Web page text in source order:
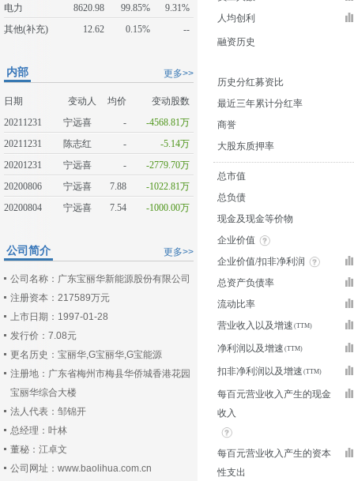
电力
8620.98 99.85%
9.31%
其他(补充)
12.62 0.15% --
更多>>
内部
日期 变动人 均价
变动股数
20211231
宁远喜 -
-4568.81万
20211231
陈志红 -
-5.14万
20201231
宁远喜 -
-2779.70万
20200806
宁远喜 7.88
-1022.81万
20200804
宁远喜 7.54 -1000.00万
更多>>
公司简介
公司名称：广东宝丽华新能源股份有限公司
注册资本：217589万元
上市日期：1997-01-28
发行价：7.08元
更名历史：宝丽华,G宝丽华,G宝能源
注册地：广东省梅州市梅县华侨城香港花园
宝丽华综合大楼
法人代表：邹锦开
总经理：叶林
董秘：江卓文
公司网址：www.baolihua.com.cn
人均创利
融资历史
历史分红募资比
最近三年累计分红率
商誉
大股东质押率
总市值
总负债
现金及现金等价物
企业价值
企业价值/扣非净利润
总资产负债率
流动比率
营业收入以及增速
净利润以及增速
扣非净利润以及增速
每百元营业收入产生的现金
收入
每百元营业收入产生的资本
性支出